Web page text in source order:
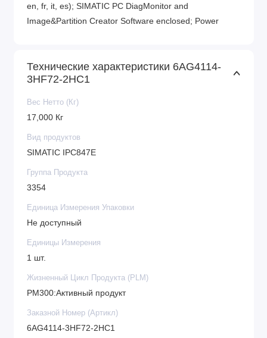
en, fr, it, es); SIMATIC PC DiagMonitor and
Image&Partition Creator Software enclosed; Power
Технические характеристики 6AG4114-
3HF72-2HC1
Вес Нетто (Кг)
17,000 Кг
Вид продуктов
SIMATIC IPC847E
Группа Продукта
3354
Единица Измерения Упаковки
Не доступный
Единицы Измерения
1 шт.
Жизненный Цикл Продукта (PLM)
PM300:Активный продукт
Заказной Номер (Артикл)
6AG4114-3HF72-2HC1